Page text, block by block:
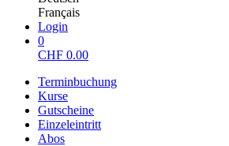
Français
Login
0
CHF 0.00
Terminbuchung
Kurse
Gutscheine
Einzeleintritt
Abos